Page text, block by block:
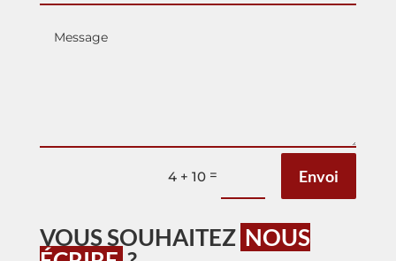
4 + 10 = Envoi
VOUS SOUHAITEZ NOUS